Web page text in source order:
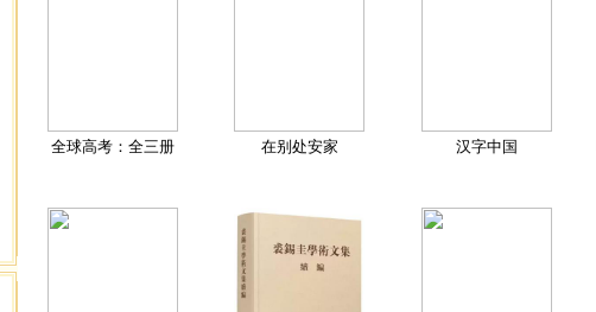
全球高考：全三册 在别处安家 汉字中国